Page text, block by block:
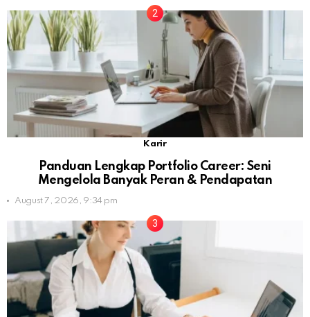
Karir
Panduan Lengkap Portfolio Career: Seni
Mengelola Banyak Peran & Pendapatan
August 7, 2026, 9:34 pm